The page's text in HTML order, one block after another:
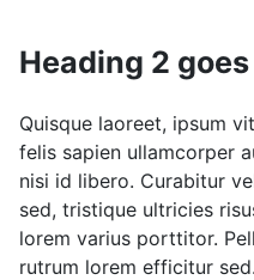
Heading 2
Quisque laoreet, ipsum
felis sapien ullamcorper
nisi id libero. Curabitur
sed, tristique ultricies
lorem varius porttitor.
rutrum lorem efficitur